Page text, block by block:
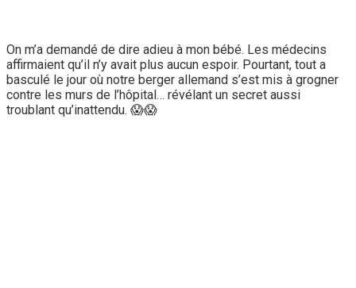
On m’a demandé de dire adieu à mon bébé. Les médecins
affirmaient qu’il n’y avait plus aucun espoir. Pourtant, tout a
basculé le jour où notre berger allemand s’est mis à grogner
contre les murs de l’hôpital… révélant un secret aussi
troublant qu’inattendu. 😱😱